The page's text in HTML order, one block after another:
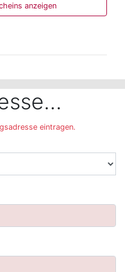
anzeigen
mit der Maus
eintragen.